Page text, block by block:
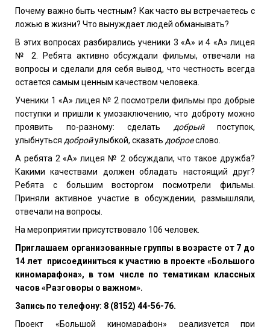
Почему важно быть честным? Как часто вы встречаетесь с
ложью в жизни? Что вынуждает людей обманывать?
В этих вопросах разбирались ученики 3 «А» и 4 «А» лицея
№ 2. Ребята активно обсуждали фильмы, отвечали на
вопросы и сделали для себя вывод, чточестность всегда
остается самым ценным качеством человека.
Ученики 1 «А» лицея № 2 посмотрели фильмы про добрые
поступки и пришли к умозаключению,что доброту можно
проявить по-разному: сделать добрыйпоступок,
улыбнуться добройулыбкой, сказать доброеслово.
А ребята 2 «А» лицея № 2 обсуждали, что такое дружба?
Какими качествами должен обладать настоящий друг?
Ребята с большим восторгом посмотрели фильмы.
Приняли активное участие в обсуждении, размышляли,
отвечали на вопросы.
На мероприятии присутствовало 106 человек.
Приглашаем организованные группы в возрасте от 7 до
14 лет присоединиться к участию в проекте «Большого
киномарафона», в том числе по тематикам классных
часов «Разговоры о важном».
Запись по телефону: 8 (8152) 44-56-76.
Проект «Большой киномарафон» реализуется при